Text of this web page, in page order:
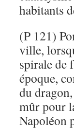
habitants
(P 121)
ville,
spirale de
époque,
du
mûr pour
Napoléon